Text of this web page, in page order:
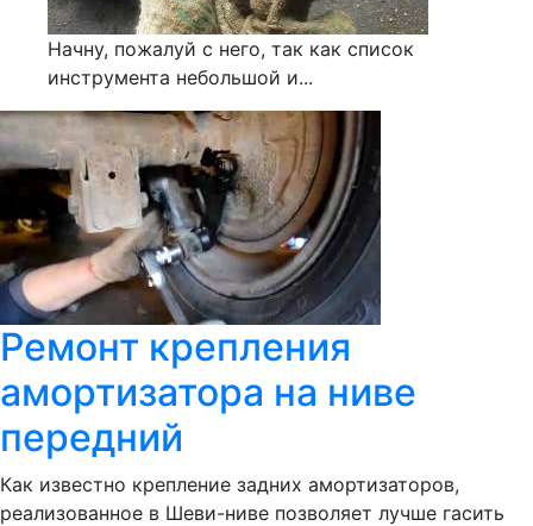
Начну, пожалуй с него, так как список
инструмента небольшой и...
Ремонт крепления
амортизатора на ниве
передний
Как известно крепление задних амортизаторов,
реализованное в Шеви-ниве позволяет лучше гасить